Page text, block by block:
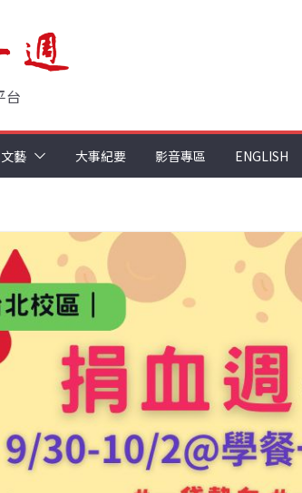
台
藝 大事紀要 影音專區 ENGLISH